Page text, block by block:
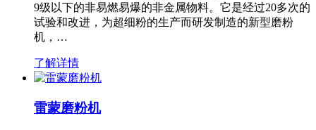
9级以下的非易燃易爆的非金属物料。它是经过20多次的
试验和改进，为超细粉的生产而研发制造的新型磨粉
机，…
了解详情
雷蒙磨粉机